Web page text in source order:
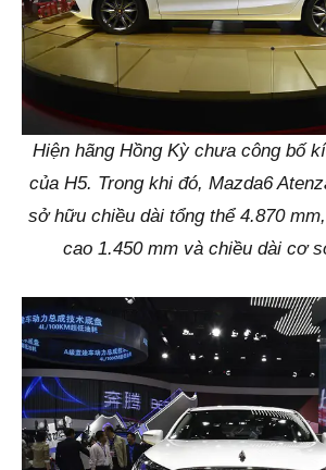
Hiện hãng Hồng Kỳ chưa công bố
của H5. Trong khi đó, Mazda6
sở hữu chiều dài tổng thể 4.870
cao 1.450 mm và chiều dài cơ